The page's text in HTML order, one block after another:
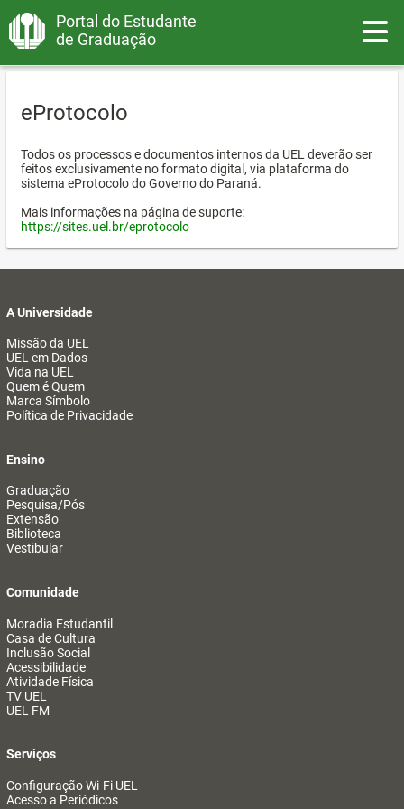
Portal do Estudante
de Graduação
eProtocolo
Todos os processos e documentos internos da UEL deverão ser
feitos exclusivamente no formato digital, via plataforma do
sistema eProtocolo do Governo do Paraná.
Mais informações na página de suporte:
https://sites.uel.br/eprotocolo
A Universidade
Missão da UEL
UEL em Dados
Vida na UEL
Quem é Quem
Marca Símbolo
Política de Privacidade
Ensino
Graduação
Pesquisa/Pós
Extensão
Biblioteca
Vestibular
Comunidade
Moradia Estudantil
Casa de Cultura
Inclusão Social
Acessibilidade
Atividade Física
TV UEL
UEL FM
Serviços
Configuração Wi-Fi UEL
Acesso a Periódicos